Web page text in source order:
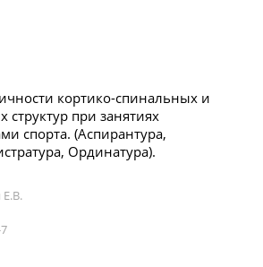
кортико-спинальных и
при занятиях
спорта. (Аспирантура,
Ординатура).